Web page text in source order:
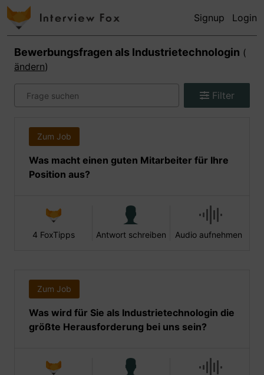
Signup Login
Bewerbungsfragen als Industrietechnologin (
ändern)
Filter
Zum Job
Was macht einen guten Mitarbeiter für Ihre
Position aus?
4 FoxTipps Antwort schreiben Audio aufnehmen
Zum Job
Was wird für Sie als Industrietechnologin die
größte Herausforderung bei uns sein?